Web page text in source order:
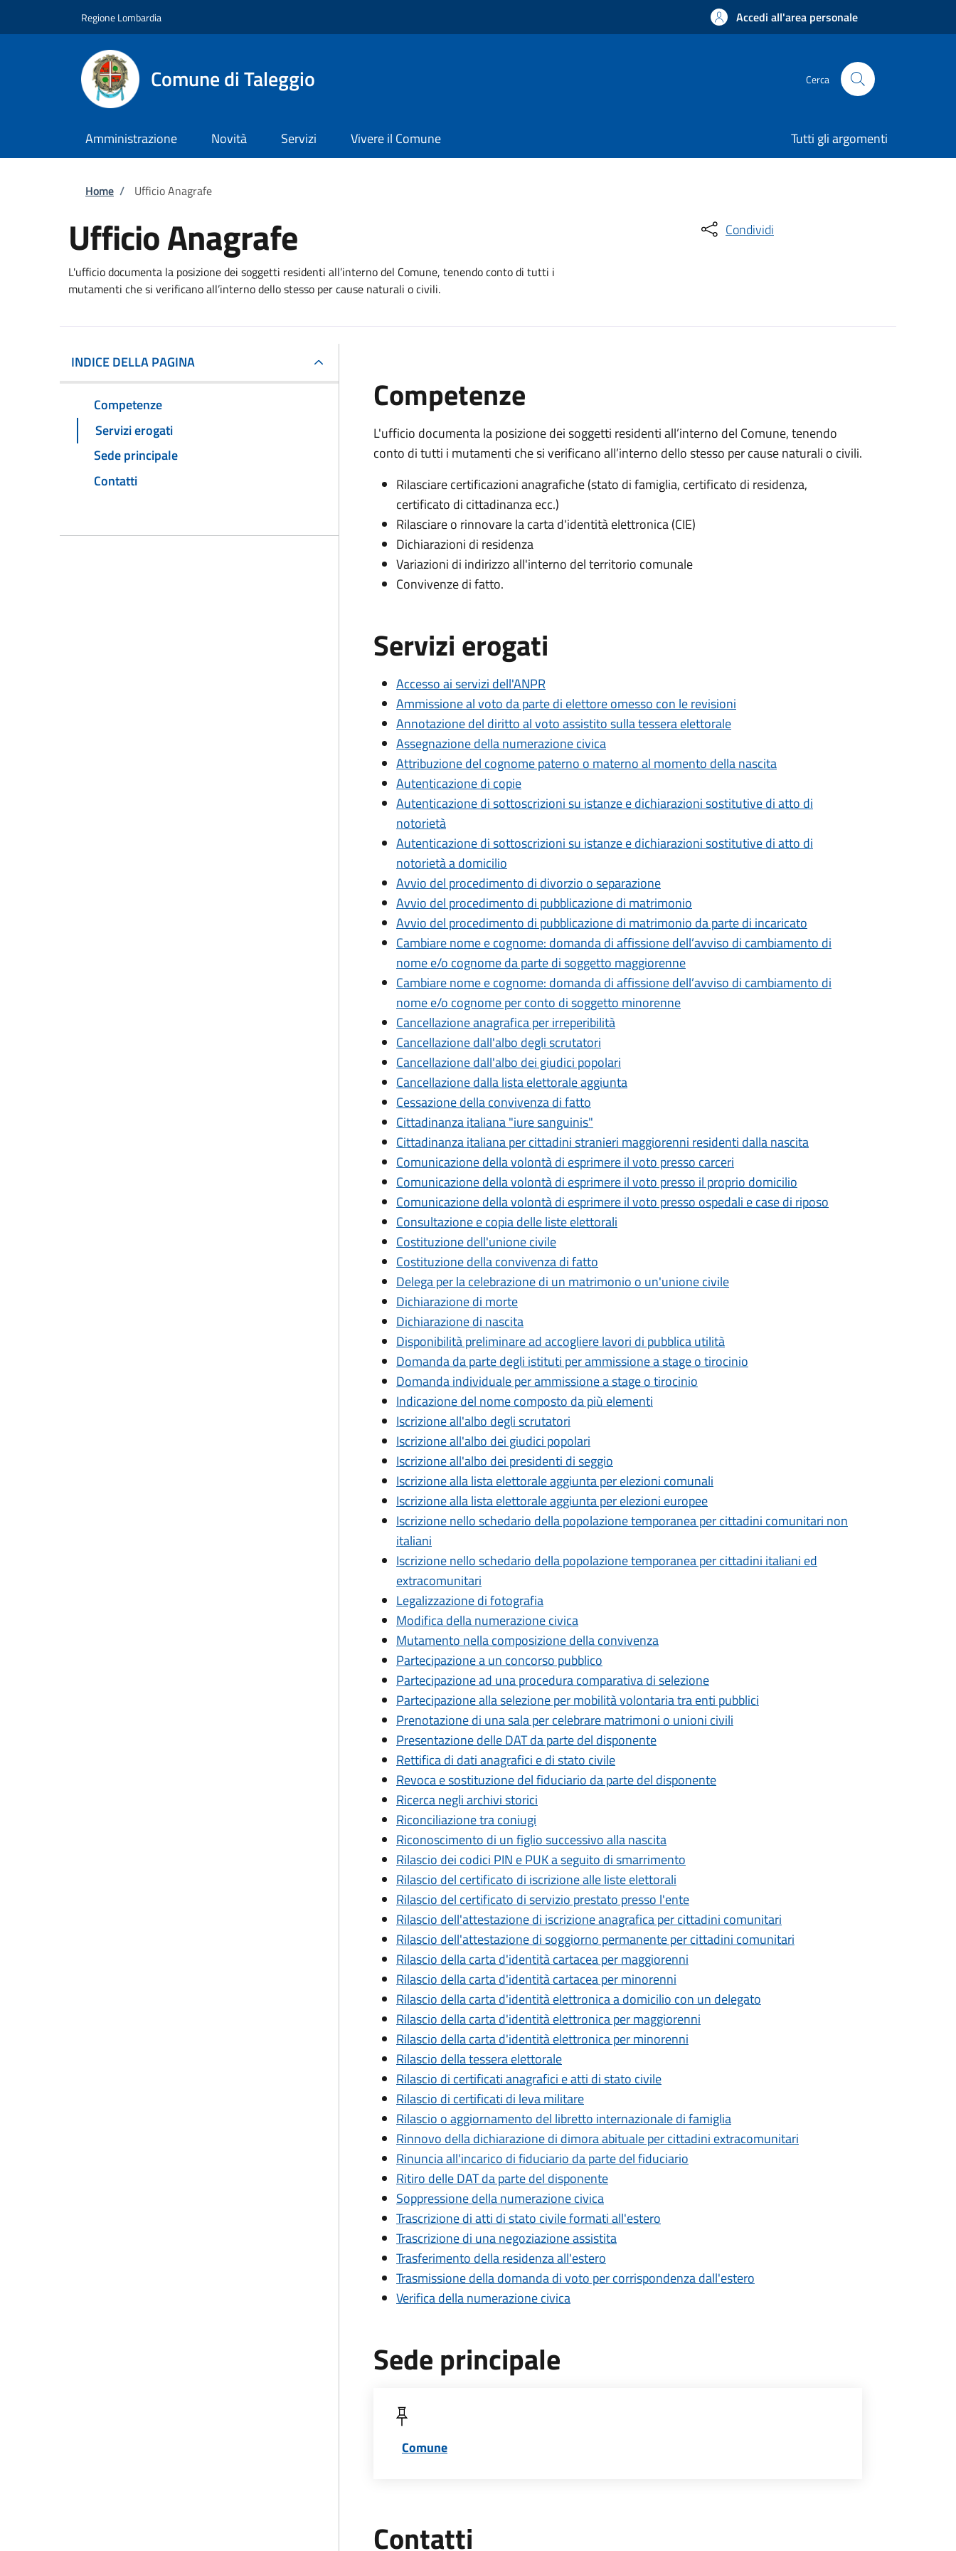
Regione Lombardia Accedi all'area personale
Comune di Taleggio Cerca
Amministrazione Novità Servizi Vivere il Comune Tutti gli argomenti
Briciole di pane
Home / Ufficio Anagrafe
Ufficio Anagrafe
L'ufficio documenta la posizione dei soggetti residenti all’interno del Comune, tenendo conto di tutti i
mutamenti che si verificano all’interno dello stesso per cause naturali o civili.
Condividi
INDICE DELLA PAGINA
Competenze
Servizi erogati
Sede principale
Contatti
Competenze
L'ufficio documenta la posizione dei soggetti residenti all’interno del Comune, tenendo
conto di tutti i mutamenti che si verificano all’interno dello stesso per cause naturali o civili.
Rilasciare certificazioni anagrafiche (stato di famiglia, certificato di residenza,
certificato di cittadinanza ecc.)
Rilasciare o rinnovare la carta d'identità elettronica (CIE)
Dichiarazioni di residenza
Variazioni di indirizzo all'interno del territorio comunale
Convivenze di fatto.
Servizi erogati
Accesso ai servizi dell'ANPR
Ammissione al voto da parte di elettore omesso con le revisioni
Annotazione del diritto al voto assistito sulla tessera elettorale
Assegnazione della numerazione civica
Attribuzione del cognome paterno o materno al momento della nascita
Autenticazione di copie
Autenticazione di sottoscrizioni su istanze e dichiarazioni sostitutive di atto di
notorietà
Autenticazione di sottoscrizioni su istanze e dichiarazioni sostitutive di atto di
notorietà a domicilio
Avvio del procedimento di divorzio o separazione
Avvio del procedimento di pubblicazione di matrimonio
Avvio del procedimento di pubblicazione di matrimonio da parte di incaricato
Cambiare nome e cognome: domanda di affissione dell’avviso di cambiamento di
nome e/o cognome da parte di soggetto maggiorenne
Cambiare nome e cognome: domanda di affissione dell’avviso di cambiamento di
nome e/o cognome per conto di soggetto minorenne
Cancellazione anagrafica per irreperibilità
Cancellazione dall'albo degli scrutatori
Cancellazione dall'albo dei giudici popolari
Cancellazione dalla lista elettorale aggiunta
Cessazione della convivenza di fatto
Cittadinanza italiana "iure sanguinis"
Cittadinanza italiana per cittadini stranieri maggiorenni residenti dalla nascita
Comunicazione della volontà di esprimere il voto presso carceri
Comunicazione della volontà di esprimere il voto presso il proprio domicilio
Comunicazione della volontà di esprimere il voto presso ospedali e case di riposo
Consultazione e copia delle liste elettorali
Costituzione dell'unione civile
Costituzione della convivenza di fatto
Delega per la celebrazione di un matrimonio o un'unione civile
Dichiarazione di morte
Dichiarazione di nascita
Disponibilità preliminare ad accogliere lavori di pubblica utilità
Domanda da parte degli istituti per ammissione a stage o tirocinio
Domanda individuale per ammissione a stage o tirocinio
Indicazione del nome composto da più elementi
Iscrizione all'albo degli scrutatori
Iscrizione all'albo dei giudici popolari
Iscrizione all'albo dei presidenti di seggio
Iscrizione alla lista elettorale aggiunta per elezioni comunali
Iscrizione alla lista elettorale aggiunta per elezioni europee
Iscrizione nello schedario della popolazione temporanea per cittadini comunitari non
italiani
Iscrizione nello schedario della popolazione temporanea per cittadini italiani ed
extracomunitari
Legalizzazione di fotografia
Modifica della numerazione civica
Mutamento nella composizione della convivenza
Partecipazione a un concorso pubblico
Partecipazione ad una procedura comparativa di selezione
Partecipazione alla selezione per mobilità volontaria tra enti pubblici
Prenotazione di una sala per celebrare matrimoni o unioni civili
Presentazione delle DAT da parte del disponente
Rettifica di dati anagrafici e di stato civile
Revoca e sostituzione del fiduciario da parte del disponente
Ricerca negli archivi storici
Riconciliazione tra coniugi
Riconoscimento di un figlio successivo alla nascita
Rilascio dei codici PIN e PUK a seguito di smarrimento
Rilascio del certificato di iscrizione alle liste elettorali
Rilascio del certificato di servizio prestato presso l'ente
Rilascio dell'attestazione di iscrizione anagrafica per cittadini comunitari
Rilascio dell'attestazione di soggiorno permanente per cittadini comunitari
Rilascio della carta d'identità cartacea per maggiorenni
Rilascio della carta d'identità cartacea per minorenni
Rilascio della carta d'identità elettronica a domicilio con un delegato
Rilascio della carta d'identità elettronica per maggiorenni
Rilascio della carta d'identità elettronica per minorenni
Rilascio della tessera elettorale
Rilascio di certificati anagrafici e atti di stato civile
Rilascio di certificati di leva militare
Rilascio o aggiornamento del libretto internazionale di famiglia
Rinnovo della dichiarazione di dimora abituale per cittadini extracomunitari
Rinuncia all'incarico di fiduciario da parte del fiduciario
Ritiro delle DAT da parte del disponente
Soppressione della numerazione civica
Trascrizione di atti di stato civile formati all'estero
Trascrizione di una negoziazione assistita
Trasferimento della residenza all'estero
Trasmissione della domanda di voto per corrispondenza dall'estero
Verifica della numerazione civica
Sede principale
Comune
Contatti